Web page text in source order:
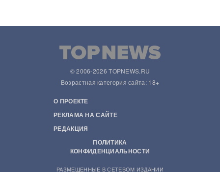
© 2006-2026 TOPNEWS.RU
Возрастная категория сайта: 18+
О ПРОЕКТЕ
РЕКЛАМА НА САЙТЕ
РЕДАКЦИЯ
ПОЛИТИКА
КОНФИДЕНЦИАЛЬНОСТИ
РАЗМЕЩЕННЫЕ В СЕТЕВОМ ИЗДАНИИ